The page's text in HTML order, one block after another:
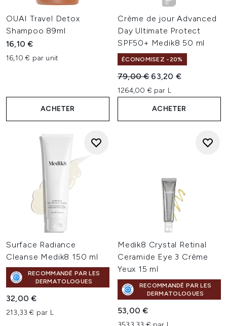
OUAI Travel Detox
Shampoo 89ml
16,10 €
16,10 € par unit
ACHETER
Crème de jour Advanced
Day Ultimate Protect
SPF50+ Medik8 50 ml
ÉCONOMISEZ -20%
Prix de vente :
79,00 € Prix ​​actuel :
63,20 €
1264,00 € par L
ACHETER
Surface Radiance
Cleanse Medik8 150 ml
RECOMMANDÉ PAR LES
DERMATOLOGUES
32,00 €
213,33 € par L
Medik8 Crystal Retinal
Ceramide Eye 3 Crème
Yeux 15 ml
RECOMMANDÉ PAR LES
DERMATOLOGUES
53,00 €